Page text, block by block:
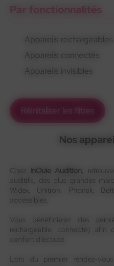
Par fonctionnalités
Appareils rechargeables
Appareils connectés
Appareils invisibles
Réinitaliser les filtres
Nos
Chez InOuïe Audition,
auditifs, des plus grandes
Widex, Unitron, Phonak,
accessibles.
Vous bénéficierez des
rechargeable, connecté) afin
confort d’écoute.
Lors du premier rendez-